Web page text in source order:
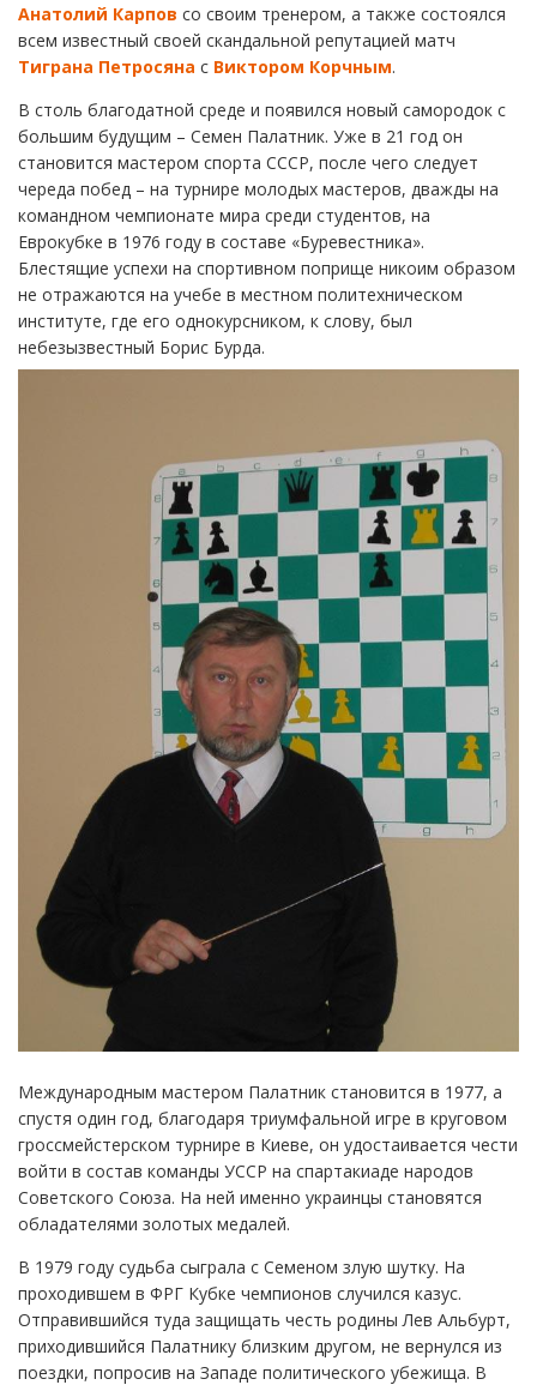
Анатолий Карпов со своим тренером, а также состоялся
всем известный своей скандальной репутацией матч
Тиграна Петросяна с Виктором Корчным.
В столь благодатной среде и появился новый самородок с
большим будущим – Семен Палатник. Уже в 21 год он
становится мастером спорта СССР, после чего следует
череда побед – на турнире молодых мастеров, дважды на
командном чемпионате мира среди студентов, на
Еврокубке в 1976 году в составе «Буревестника».
Блестящие успехи на спортивном поприще никоим образом
не отражаются на учебе в местном политехническом
институте, где его однокурсником, к слову, был
небезызвестный Борис Бурда.
Международным мастером Палатник становится в 1977, а
спустя один год, благодаря триумфальной игре в круговом
гроссмейстерском турнире в Киеве, он удостаивается чести
войти в состав команды УССР на спартакиаде народов
Советского Союза. На ней именно украинцы становятся
обладателями золотых медалей.
В 1979 году судьба сыграла с Семеном злую шутку. На
проходившем в ФРГ Кубке чемпионов случился казус.
Отправившийся туда защищать честь родины Лев Альбурт,
приходившийся Палатнику близким другом, не вернулся из
поездки, попросив на Западе политического убежища. В